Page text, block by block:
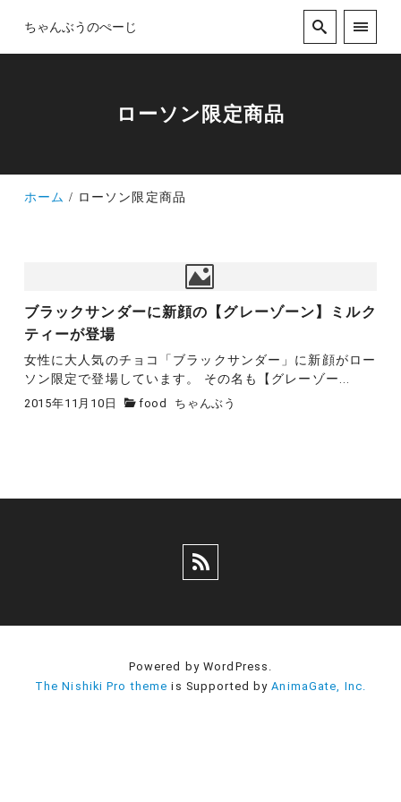
ちゃんぶうのぺーじ
ローソン限定商品
ホーム ローソン限定商品
ブラックサンダーに新顔の【グレーゾーン】ミルク
ティーが登場
女性に大人気のチョコ「ブラックサンダー」に新顔がロー
ソン限定で登場しています。 その名も【グレーゾー...
2015年11月10日 food ちゃんぶう
Powered by WordPress.
The Nishiki Pro theme is Supported byAnimaGate, Inc.